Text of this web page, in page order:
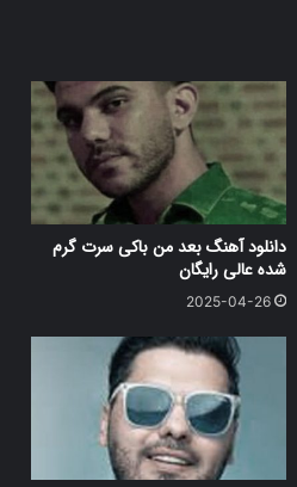
دانلود آهنگ بعد من باکی سرت گرم
شده عالی رایگان
2025-04-26